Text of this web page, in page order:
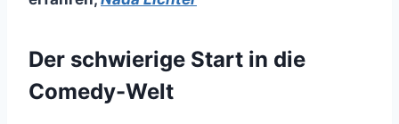
Der schwierige Start in die
Comedy-Welt